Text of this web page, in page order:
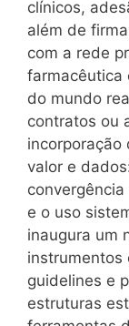
clínicos,
além de
com a rede
farmacêutica
do mundo
contratos ou
incorporação
valor e
e o uso
inaugura um
instrumentos
guidelines e
estruturas